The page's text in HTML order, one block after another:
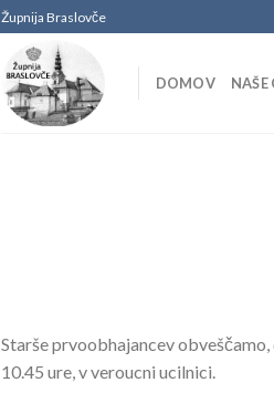
Župnija Braslovče
DOMOV NAŠE
Starše prvoobhajancev
10.45 ure, v veroucni ucilnici.